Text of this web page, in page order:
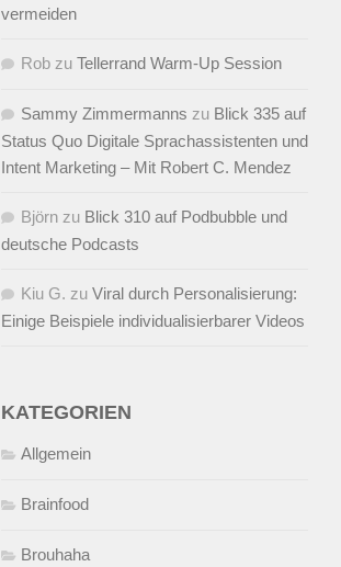
vermeiden
Rob zu Tellerrand Warm-Up Session
Sammy Zimmermanns zu Blick 335 auf
Status Quo Digitale Sprachassistenten und
Intent Marketing – Mit Robert C. Mendez
Björn zu Blick 310 auf Podbubble und
deutsche Podcasts
Kiu G. zu Viral durch Personalisierung:
Einige Beispiele individualisierbarer Videos
KATEGORIEN
Allgemein
Brainfood
Brouhaha